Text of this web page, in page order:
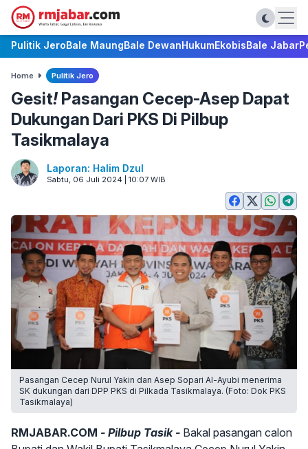
Pulitik JeroBale MaungBale DewanHukumEkobisBale Jabar
Home Pulitik Jero
Gesit! Pasangan Cecep-Asep Dapat
Dukungan Dari PKS Di Pilbup
Tasikmalaya
Laporan: Halim Dzul
Sabtu, 06 Juli 2024 | 10:07 WIB
Pasangan Cecep Nurul Yakin dan Asep Sopari Al-Ayubi menerima
SK dukungan dari DPP PKS di Pilkada Tasikmalaya. (Foto: Dok PKS
Tasikmalaya)
RMJABAR.COM - Pilbup Tasik - Bakal pasangan calon